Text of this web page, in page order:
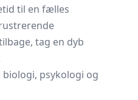
til en fælles
tag en dyb
psykologi og